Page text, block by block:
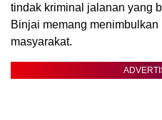
tindak kriminal jalanan yang
Binjai memang
masyarakat.